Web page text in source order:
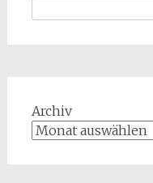
Archiv